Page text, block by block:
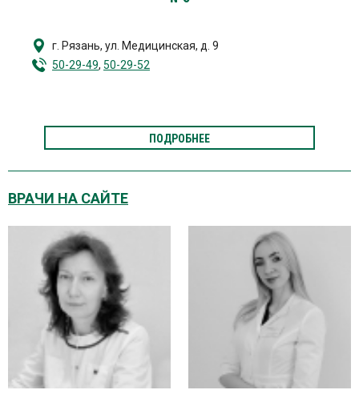
г. Рязань, ул. Медицинская, д. 9
50-29-49, 50-29-52
ПОДРОБНЕЕ
ВРАЧИ НА САЙТЕ